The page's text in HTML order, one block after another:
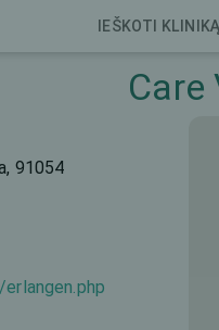
IEŠKOTI KLINIKĄ
Care
91054